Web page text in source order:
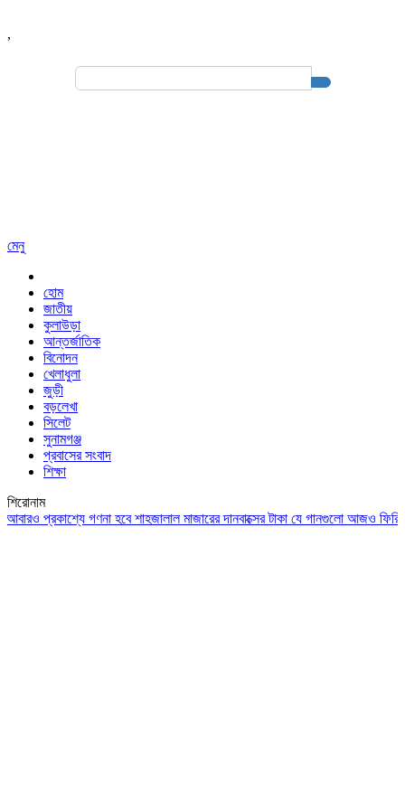
,
Search
মেনু
হোম
জাতীয়
কুলাউড়া
আন্তর্জাতিক
বিনোদন
খেলাধুলা
জুড়ী
বড়লেখা
সিলেট
সুনামগঞ্জ
প্রবাসের সংবাদ
শিক্ষা
শিরোনাম
প্রকাশ্যে গণনা হবে শাহজালাল মাজারের দানবাক্সের টাকাযে গানগুলো আজও ফিরিয়ে